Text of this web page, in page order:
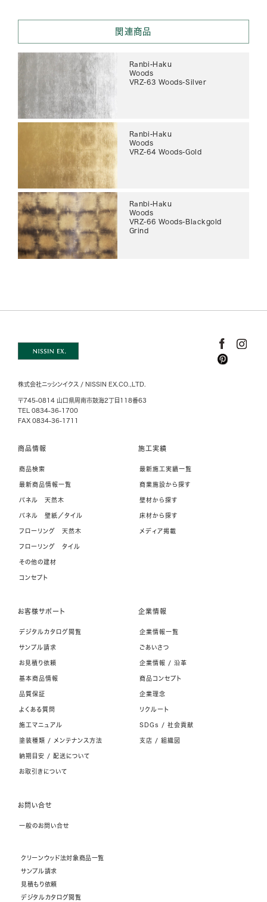
関連商品
Ranbi-Haku
Woods
VRZ-63 Woods-Silver
Ranbi-Haku
Woods
VRZ-64 Woods-Gold
Ranbi-Haku
Woods
VRZ-66 Woods-Blackgold
Grind
株式会社ニッシンイクス / NISSIN EX.CO.,LTD.
〒745-0814 山口県周南市鼓海2丁目118番63
TEL 0834-36-1700
FAX 0834-36-1711
商品情報
商品検索
最新商品情報一覧
パネル 天然木
パネル 壁紙／タイル
フローリング 天然木
フローリング タイル
その他の建材
コンセプト
施工実績
最新施工実績一覧
商業施設から探す
壁材から探す
床材から探す
メディア掲載
お客様サポート
デジタルカタログ閲覧
サンプル請求
お見積り依頼
基本商品情報
品質保証
よくある質問
施工マニュアル
塗装種類 / メンテナンス方法
納期目安 / 配送について
お取引きについて
企業情報
企業情報一覧
ごあいさつ
企業情報 / 沿革
商品コンセプト
企業理念
リクルート
SDGs / 社会貢献
支店 / 組織図
お問い合せ
一般のお問い合せ
クリーンウッド法対象商品一覧
サンプル請求
見積もり依頼
デジタルカタログ閲覧